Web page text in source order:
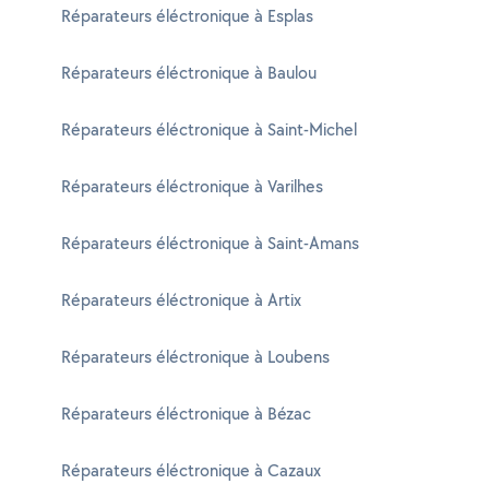
Réparateurs éléctronique à Esplas
Réparateurs éléctronique à Baulou
Réparateurs éléctronique à Saint-Michel
Réparateurs éléctronique à Varilhes
Réparateurs éléctronique à Saint-Amans
Réparateurs éléctronique à Artix
Réparateurs éléctronique à Loubens
Réparateurs éléctronique à Bézac
Réparateurs éléctronique à Cazaux